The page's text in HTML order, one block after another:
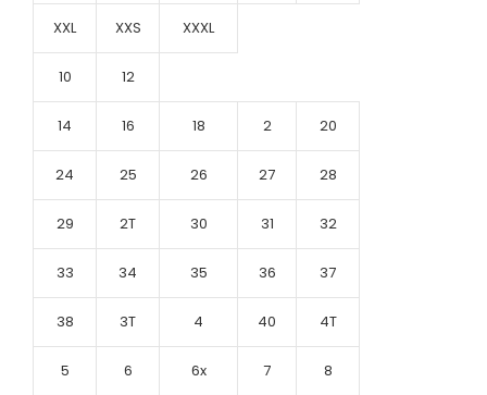
XXL XXS XXXL
10 12
14 16 18 2 20
24 25 26 27 28
29 2T 30 31 32
33 34 35 36 37
38 3T 4 40 4T
5 6 6x 7 8